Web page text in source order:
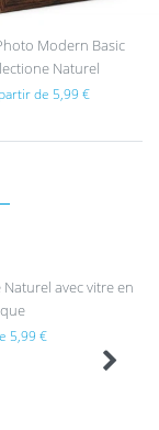
Modern Basic
Naturel
de 5,99 €
avec vitre en
5,99 €